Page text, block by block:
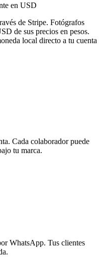
en USD
de Stripe. Fotógrafos
de sus precios en pesos.
local directo a tu cuenta
Cada colaborador puede
tu marca.
WhatsApp. Tus clientes